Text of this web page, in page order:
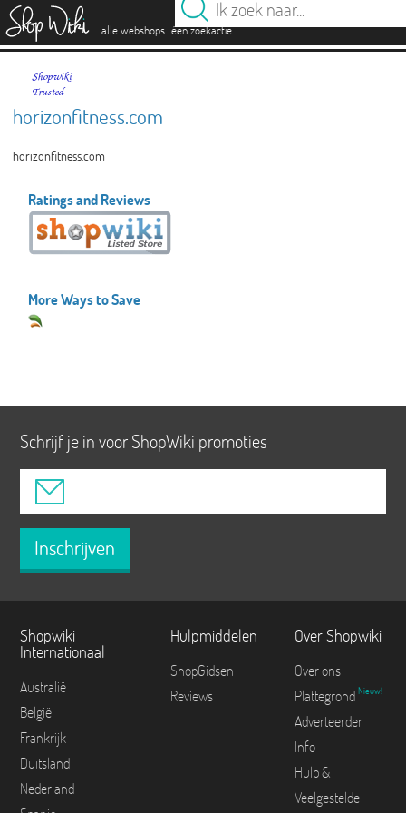
alle webshops. één zoekactie.
horizonfitness.com
horizonfitness.com
Ratings and Reviews
More Ways to Save
Schrijf je in voor ShopWiki promoties
Inschrijven
Shopwiki
Internationaal
Australië
België
Frankrijk
Duitsland
Nederland
Hulpmiddelen
ShopGidsen
Reviews
Over Shopwiki
Over ons
Plattegrond Nieuw!
Adverteerder
Info
Hulp &
Veelgestelde